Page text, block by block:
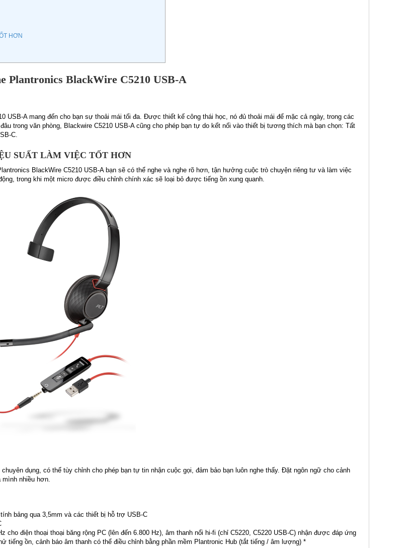
HƠN
Plantronics BlackWire C5210 USB-A
USB-A mang đến cho bạn sự thoải mái tối đa. Được thiết kế công thái học, nó đủ thoải mái để mặc cả ngày, trong các
trong văn phòng, Blackwire C5210 USB-A cũng cho phép bạn tự do kết nối vào thiết bị tương thích mà bạn chọn: Tất
C.
SUẤT LÀM VIỆC TỐT HƠN
BlackWire C5210 USB-A bạn sẽ có thể nghe và nghe rõ hơn, tận hưởng cuộc trò chuyện riêng tư và làm việc
trong khi một micro được điều chỉnh chính xác sẽ loại bỏ được tiếng ồn xung quanh.
dụng, có thể tùy chỉnh cho phép bạn tự tin nhận cuộc gọi, đảm bảo bạn luôn nghe thấy. Đặt ngôn ngữ cho cảnh
mình nhiều hơn.
bảng qua 3,5mm và các thiết bị hỗ trợ USB-C
điện thoại thoại băng rộng PC (lên đến 6.800 Hz), âm thanh nổi hi-fi (chỉ C5220, C5220 USB-C) nhận được đáp ứng
ồn, cảnh báo âm thanh có thể điều chỉnh bằng phần mềm Plantronic Hub (tắt tiếng / âm lượng) *